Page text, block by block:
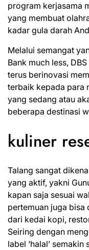
program kerjasama
yang membuat
kadar gula darah
Melalui semangat
Bank much less,
terus berinovasi
terbaik kepada para
yang sedang atau
beberapa destinasi
kuliner
Talang sangat
yang aktif, yakni
kapan saja sesuai
pertemuan juga bisa
dari kedai kopi,
Seiring dengan
label ‘halal’